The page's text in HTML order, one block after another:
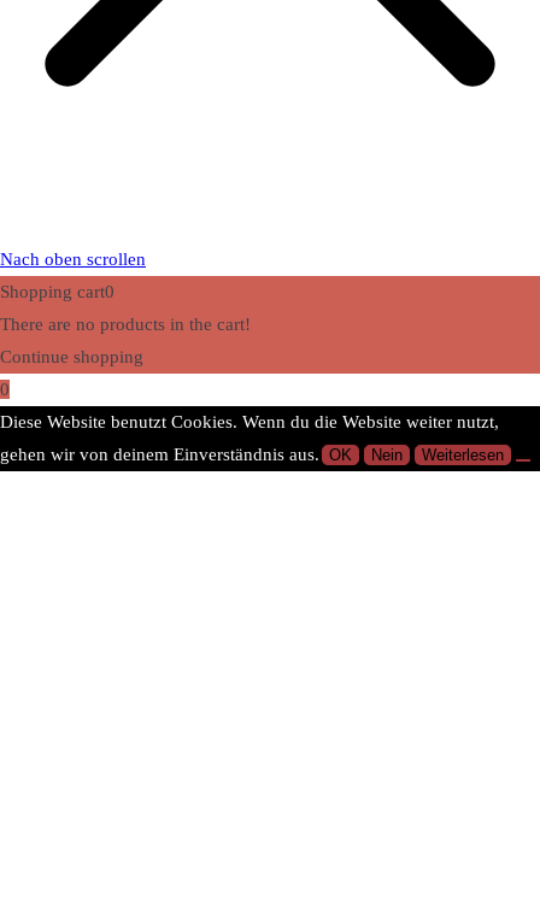
Nach oben scrollen
Shopping cart0
There are no products in the cart!
Continue shopping
0
Diese Website benutzt Cookies. Wenn du die Website weiter nutzt,
gehen wir von deinem Einverständnis aus. OK Nein Weiterlesen